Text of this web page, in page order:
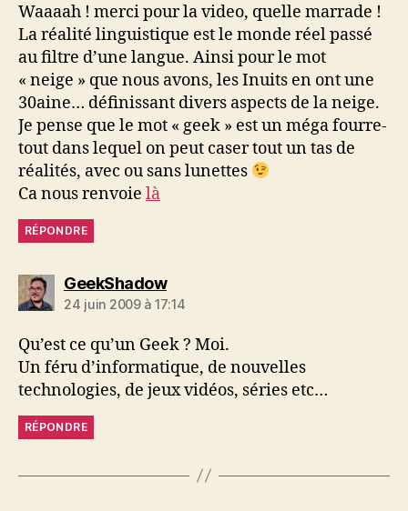
Waaaah ! merci pour la video, quelle marrade !
La réalité linguistique est le monde réel passé
au filtre d’une langue. Ainsi pour le mot
« neige » que nous avons, les Inuits en ont une
30aine… définissant divers aspects de la neige.
Je pense que le mot « geek » est un méga fourre-
tout dans lequel on peut caser tout un tas de
réalités, avec ou sans lunettes
Ca nous renvoie là
RÉPONDRE
GeekShadowdit :
24 juin 2009 à 17:14
Qu’est ce qu’un Geek ? Moi.
Un féru d’informatique, de nouvelles
technologies, de jeux vidéos, séries etc…
RÉPONDRE